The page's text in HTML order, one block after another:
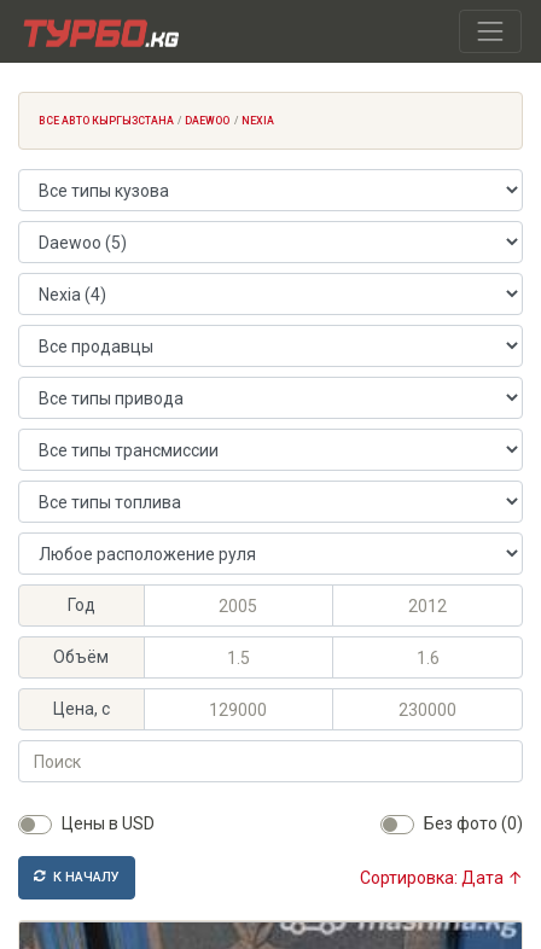
ВСЕ АВТО КЫРГЫЗСТАНА DAEWOO NEXIA
Тип кузова
Марка автомобиля
Модель автомобиля
Продавец
Тип привода
Тип трансмиссии
Тип топлива
Расположение руля
Год
Максимальный год выпуска
Минимальный год выпуска
Объём
Максимальный объём, л
Минимальный объём, л
Цена, с
Максимальная цена, KGS
Минимальная цена, KGS
Поиск
Цены в USD Без фото (0)
К НАЧАЛУ Сортировка: Дата ↑